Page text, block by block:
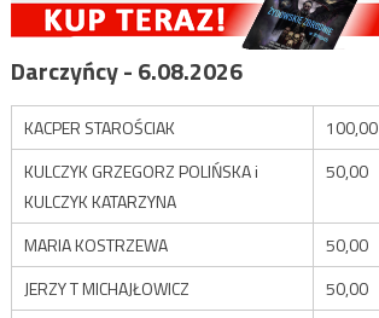
Darczyńcy - 6.08.2026
KACPER STAROŚCIAK
100,00
KULCZYK GRZEGORZ POLIŃSKA i
KULCZYK KATARZYNA
50,00
MARIA KOSTRZEWA
50,00
JERZY T MICHAJŁOWICZ
50,00